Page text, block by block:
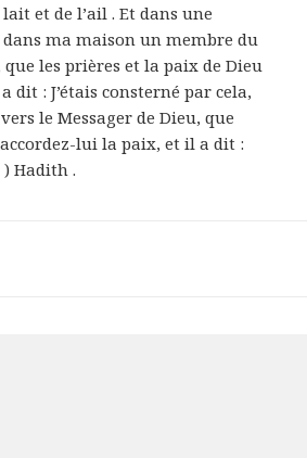
et de l’ail . Et dans une
ma maison un membre du
que les prières et la paix de Dieu
dit : J’étais consterné par cela,
le Messager de Dieu, que
lui la paix, et il a dit :
) Hadith .